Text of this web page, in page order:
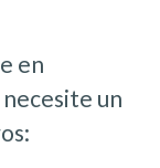
en
un